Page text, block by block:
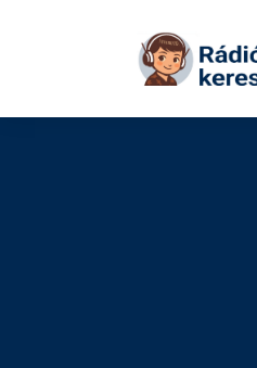
Tovább a tartalomhoz